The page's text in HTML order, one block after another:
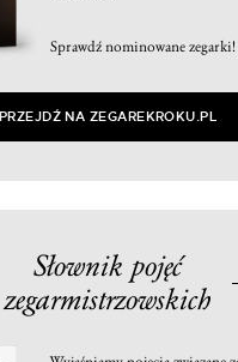
Sprawdź nominowane zegarki!
PRZEJDŹ NA ZEGAREKROKU.PL
Słownik pojęć
zegarmistrzowskich